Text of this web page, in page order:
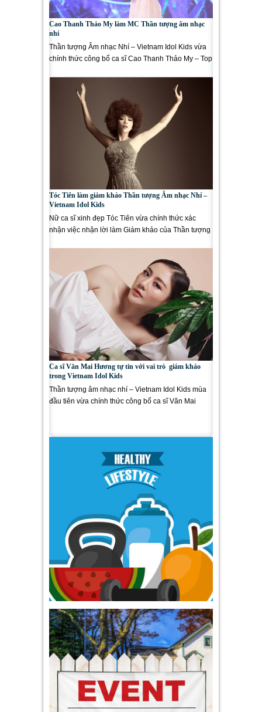
Cao Thanh Thảo My làm MC Thần tượng âm nhạc
nhí
Thần tượng Âm nhạc Nhí – Vietnam Idol Kids vừa
chính thức công bố ca sĩ Cao Thanh Thảo My – Top
Tóc Tiên làm giám khảo Thần tượng Âm nhạc Nhí –
Vietnam Idol Kids
Nữ ca sĩ xinh đẹp Tóc Tiên vừa chính thức xác
nhận việc nhận lời làm Giám khảo của Thần tượng
Ca sĩ Văn Mai Hương tự tin với vai trò giám khảo
trong Vietnam Idol Kids
Thần tượng âm nhạc nhí – Vietnam Idol Kids mùa
đầu tiên vừa chính thức công bố ca sĩ Văn Mai